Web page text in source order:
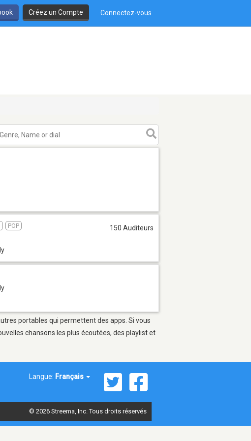
Créez un Compte Connectez-vous
POP
150 Auditeurs
portables qui permettent des apps. Si vous
chansons les plus écoutées, des playlist et
Langue: Français
© 2026 Streema, Inc. Tous droits réservés